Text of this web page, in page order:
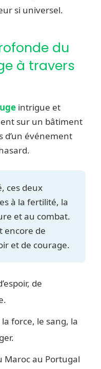
si universel.
du
à travers
intrigue et
sur un bâtiment
d’un événement
ces deux
à la fertilité, la
et au combat.
encore de
et de courage.
de
force, le sang, la
Maroc au Portugal